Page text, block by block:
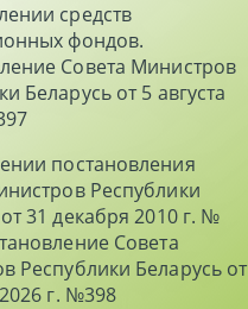
средств
фондов.
Совета Министров
Беларусь от 5 августа
постановления
Республики
31 декабря 2010 г. №
Совета
Республики Беларусь от
г. №398